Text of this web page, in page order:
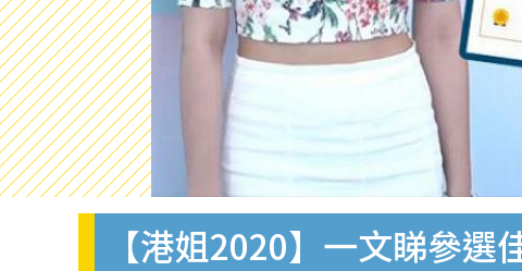
【港姐2020】一文睇參